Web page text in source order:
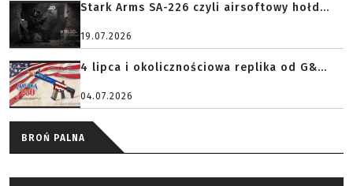
Stark Arms SA-226 czyli airsoftowy hołd...
19.07.2026
4 lipca i okolicznościowa replika od G&...
04.07.2026
BROŃ PALNA